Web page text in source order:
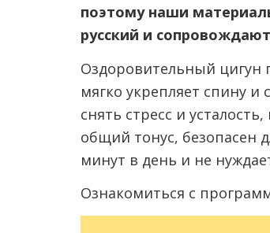
поэтому наши
русский и
Оздоровительный цигун
мягко укрепляет спину и
снять стресс и
общий тонус, безопасен
минут в день и не
Ознакомиться с